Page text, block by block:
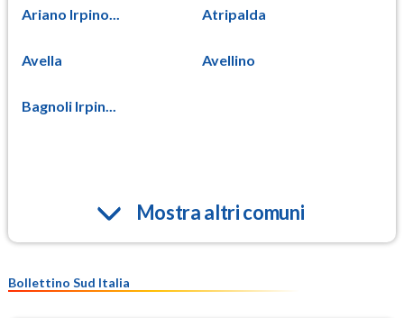
Ariano Irpino... Atripalda
Avella Avellino
Bagnoli Irpin...
Mostra altri comuni
Bollettino Sud Italia